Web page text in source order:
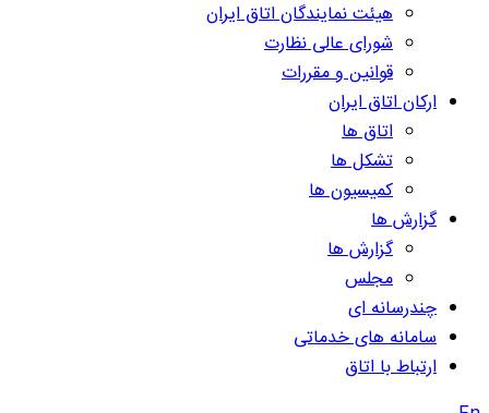
هیئت نمایندگان اتاق ایران
شورای عالی نظارت
قوانین و مقررات
ارکان اتاق ایران
اتاق ها
تشکل ها
کمیسیون ها
گزارش ها
گزارش ها
مجلس
چندرسانه ای
سامانه های خدماتی
ارتباط با اتاق